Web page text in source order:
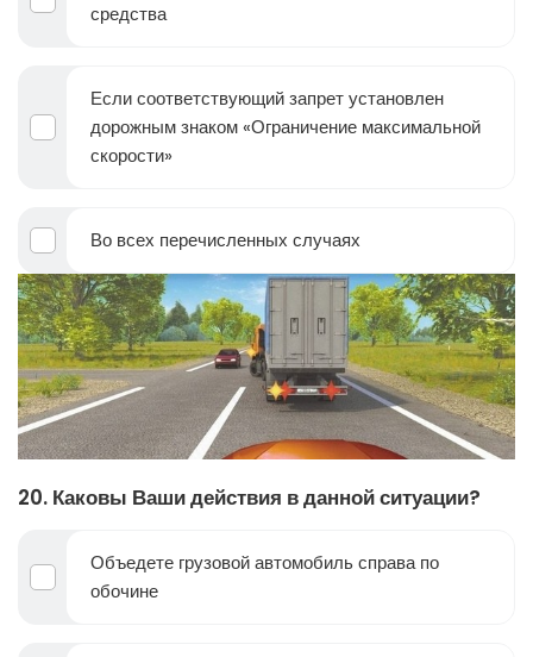
средства
Если соответствующий запрет установлен
дорожным знаком «Ограничение максимальной
скорости»
Во всех перечисленных случаях
20. Каковы Ваши действия в данной ситуации?
Объедете грузовой автомобиль справа по
обочине